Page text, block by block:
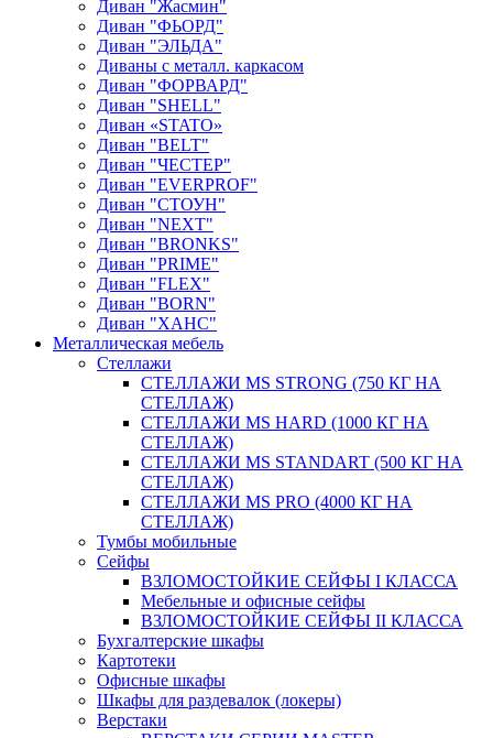
Диван "Жасмин"
Диван "ФЬОРД"
Диван "ЭЛЬДА"
Диваны с металл. каркасом
Диван "ФОРВАРД"
Диван "SHELL"
Диван «STATO»
Диван "BELT"
Диван "ЧЕСТЕР"
Диван "EVERPROF"
Диван "СТОУН"
Диван "NEXT"
Диван "BRONKS"
Диван "PRIME"
Диван "FLEX"
Диван "BORN"
Диван "ХАНС"
Металлическая мебель
Стеллажи
СТЕЛЛАЖИ MS STRONG (750 КГ НА
СТЕЛЛАЖ)
СТЕЛЛАЖИ MS HARD (1000 КГ НА
СТЕЛЛАЖ)
СТЕЛЛАЖИ MS STANDART (500 КГ НА
СТЕЛЛАЖ)
СТЕЛЛАЖИ MS PRO (4000 КГ НА
СТЕЛЛАЖ)
Тумбы мобильные
Сейфы
ВЗЛОМОСТОЙКИЕ СЕЙФЫ I КЛАССА
Мебельные и офисные сейфы
ВЗЛОМОСТОЙКИЕ СЕЙФЫ II КЛАССА
Бухгалтерские шкафы
Картотеки
Офисные шкафы
Шкафы для раздевалок (локеры)
Верстаки